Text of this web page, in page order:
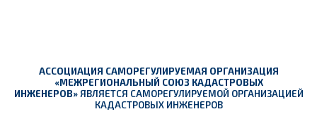
АССОЦИАЦИЯ САМОРЕГУЛИРУЕМАЯ ОРГАНИЗАЦИЯ
«МЕЖРЕГИОНАЛЬНЫЙ СОЮЗ КАДАСТРОВЫХ
ИНЖЕНЕРОВ»ЯВЛЯЕТСЯ САМОРЕГУЛИРУЕМОЙ ОРГАНИЗАЦИЕЙ
КАДАСТРОВЫХ ИНЖЕНЕРОВ